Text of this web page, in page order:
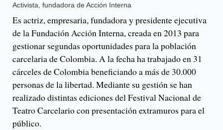
Activista, fundadora de Acción Interna
Es actriz, empresaria, fundadora y presidente ejecutiva
de la Fundación Acción Interna, creada en 2013 para
gestionar segundas oportunidades para la población
carcelaria de Colombia. A la fecha ha trabajado en 31
cárceles de Colombia beneficiando a más de 30.000
personas de la libertad. Mediante su gestión se han
realizado distintas ediciones del Festival Nacional de
Teatro Carcelario con presentación extramuros para el
público.